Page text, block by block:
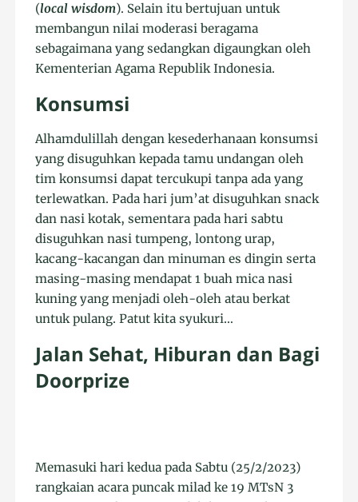
(local wisdom). Selain itu bertujuan untuk
membangun nilai moderasi beragama
sebagaimana yang sedangkan digaungkan oleh
Kementerian Agama Republik Indonesia.
Konsumsi
Alhamdulillah dengan kesederhanaan konsumsi
yang disuguhkan kepada tamu undangan oleh
tim konsumsi dapat tercukupi tanpa ada yang
terlewatkan. Pada hari jum’at disuguhkan snack
dan nasi kotak, sementara pada hari sabtu
disuguhkan nasi tumpeng, lontong urap,
kacang-kacangan dan minuman es dingin serta
masing-masing mendapat 1 buah mica nasi
kuning yang menjadi oleh-oleh atau berkat
untuk pulang. Patut kita syukuri…
Jalan Sehat, Hiburan dan Bagi
Doorprize
Memasuki hari kedua pada Sabtu (25/2/2023)
rangkaian acara puncak milad ke 19 MTsN 3